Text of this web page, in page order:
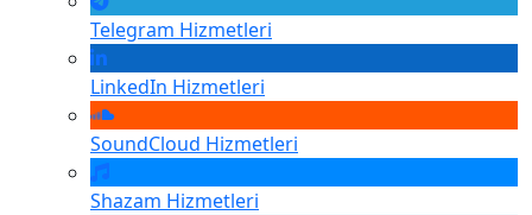
Telegram Hizmetleri
LinkedIn Hizmetleri
SoundCloud Hizmetleri
Shazam Hizmetleri